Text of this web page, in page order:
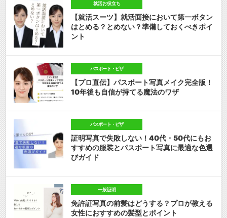
就活お役立ち
【就活スーツ】就活面接において第一ボタン
はとめる？とめない？準備しておくべきポイ
ント
パスポート・ビザ
【プロ直伝】パスポート写真メイク完全版！
10年後も自信が持てる魔法のワザ
パスポート・ビザ
証明写真で失敗しない！40代・50代にもお
すすめの服装とパスポート写真に最適な色選
びガイド
一般証明
免許証写真の前髪はどうする？プロが教える
女性におすすめの髪型とポイント